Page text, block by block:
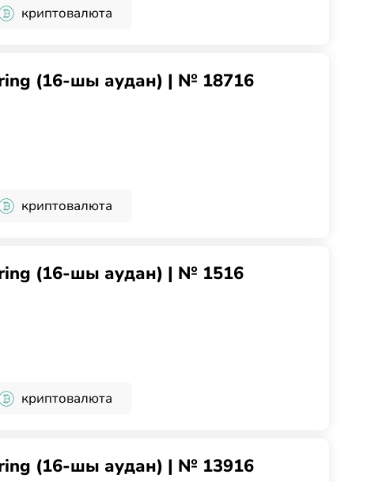
криптовалюта
(16-шы аудан) | № 18716
криптовалюта
(16-шы аудан) | № 1516
криптовалюта
(16-шы аудан) | № 13916